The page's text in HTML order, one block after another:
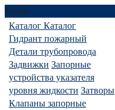
Меню
Каталог Каталог
Гидрант пожарный
Детали трубопровода
Задвижки Запорные
устройства указателя
уровня жидкости Затворы
Клапаны запорные